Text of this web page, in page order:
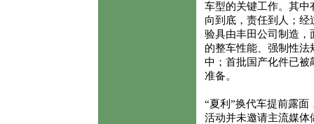
车型的关键工作。其中
向到底，责任到人；
验具由丰田公司制造，
的整车性能、强制性
中；首批国产化件已被
准备。
“夏利”换代车提前露
活动并未邀请主流媒体